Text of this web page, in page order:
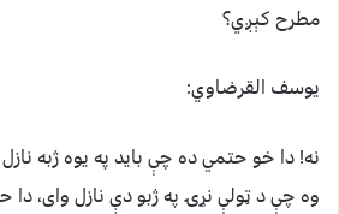
مطرح کېږي؟
يوسف القرضاوي:
نه! دا خو حتمي ده چې باید په یوه ژبه
وه چې د ټولې نړۍ په ژبو دې نازل وای،